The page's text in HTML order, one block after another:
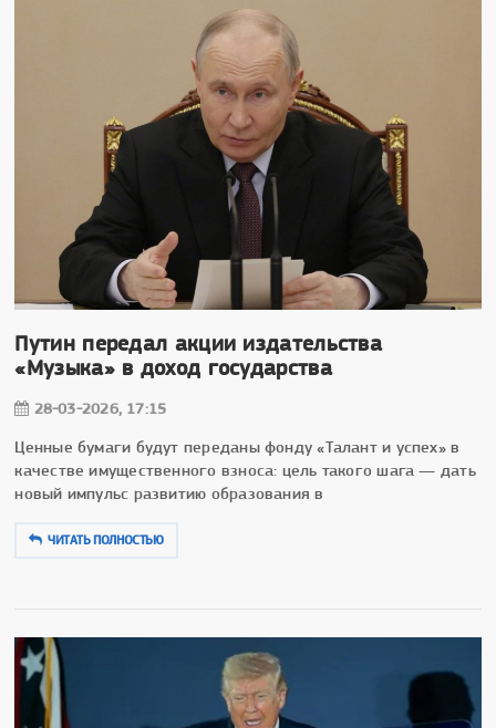
Путин передал акции издательства
«Музыка» в доход государства
28-03-2026, 17:15
Ценные бумаги будут переданы фонду «Талант и успех» в
качестве имущественного взноса: цель такого шага — дать
новый импульс развитию образования в
ЧИТАТЬ ПОЛНОСТЬЮ